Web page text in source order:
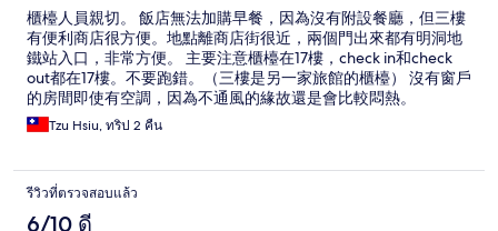
櫃檯人員親切。 飯店無法加購早餐，因為沒有附設餐廳，但三樓
有便利商店很方便。地點離商店街很近，兩個門出來都有明洞地
鐵站入口，非常方便。 主要注意櫃檯在17樓，check in和check
out都在17樓。不要跑錯。（三樓是另一家旅館的櫃檯） 沒有窗戶
的房間即使有空調，因為不通風的緣故還是會比較悶熱。
Tzu Hsiu, ทริป 2 คืน
รีวิวที่ตรวจสอบแล้ว
6/10 ดี